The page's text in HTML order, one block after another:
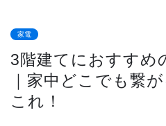
家電
3階建てにおすすめ
｜家中どこでも繋
これ！